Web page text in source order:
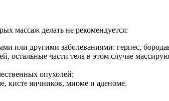
массаж делать не рекомендуется:
или другими заболеваниями: герпес,
остальные части тела в этом случае
опухолей;
кисте яичников, миоме и аденоме.